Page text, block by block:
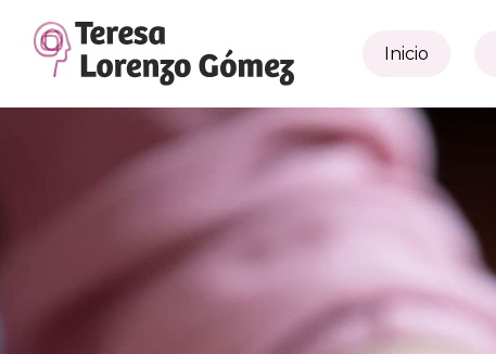
Inicio